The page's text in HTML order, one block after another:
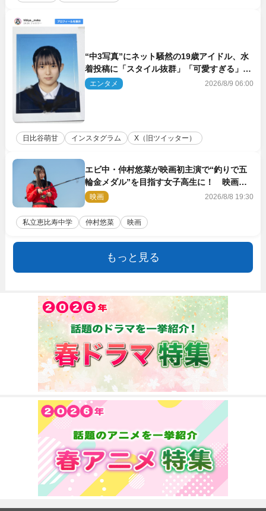
“中3写真”にネット騒然の19歳アイドル、水
着投稿に「スタイル抜群」「可愛すぎる」と
絶賛の声
エンタメ 2026/8/9 06:00
日比谷萌甘 インスタグラム X（旧ツイッター）
エビ中・仲村悠菜が映画初主演で“釣りで五
輪金メダル”を目指す女子高生に！ 映画
『つりこまち』今秋公開
映画 2026/8/8 19:30
私立恵比寿中学 仲村悠菜 映画
もっと見る